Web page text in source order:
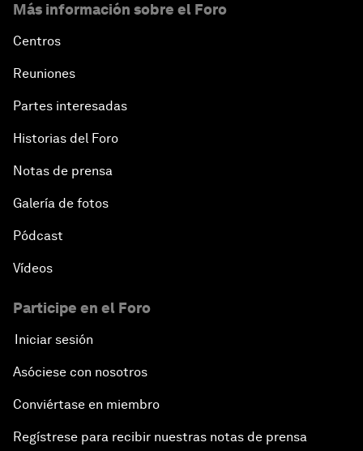
Más información sobre el Foro
Centros
Reuniones
Partes interesadas
Historias del Foro
Notas de prensa
Galería de fotos
Pódcast
Vídeos
Participe en el Foro
Iniciar sesión
Asóciese con nosotros
Conviértase en miembro
Regístrese para recibir nuestras notas de prensa